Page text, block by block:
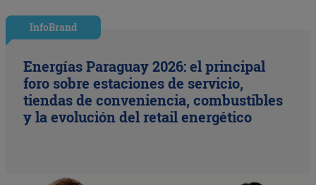
InfoBrand
Energías Paraguay 2026: el principal
foro sobre estaciones de servicio,
tiendas de conveniencia, combustibles
y la evolución del retail energético